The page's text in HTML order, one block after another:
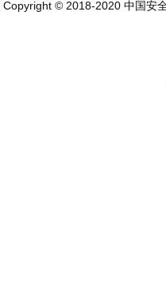
Copyright © 2018-2020 中国安